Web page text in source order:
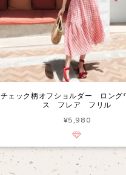
チェック柄オフショルダー ロング
ス フレア フリル
¥5,980